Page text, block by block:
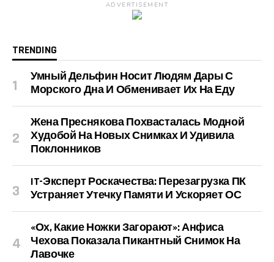
ADVERTISEMENT
TRENDING
Умный Дельфин Носит Людям Дары С
Морского Дна И Обменивает Их На Еду
Жена Преснякова Похвасталась Модной
Худобой На Новых Снимках И Удивила
Поклонников
IT-Эксперт Роскачества: Перезагрузка ПК
Устраняет Утечку Памяти И Ускоряет ОС
«Ох, Какие Ножки Загорают»: Анфиса
Чехова Показала Пикантный Снимок На
Лавочке